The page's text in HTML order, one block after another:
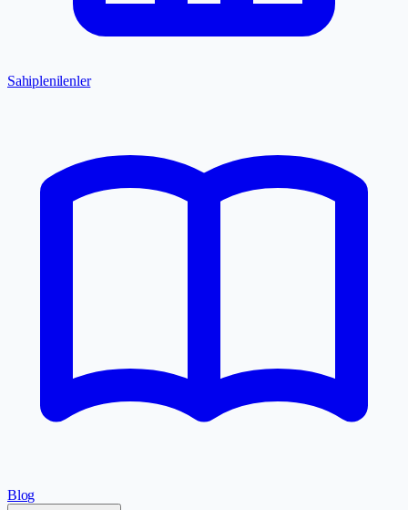
Sahiplenilenler
Blog